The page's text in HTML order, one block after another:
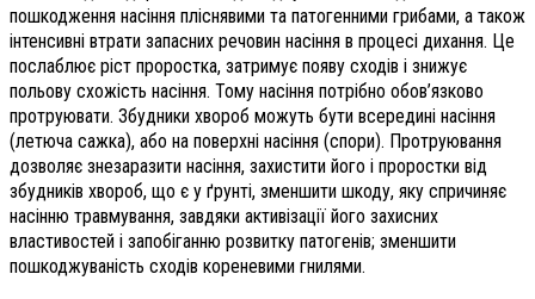
пошкодження насіння пліснявими та патогенними грибами, а також
інтенсивні втрати запасних речовин насіння в процесі дихання. Це
послаблює ріст проростка, затримує появу сходів і знижує
польову схожість насіння. Тому насіння потрібно обов’язково
протруювати. Збудники хвороб можуть бути всередині насіння
(летюча сажка), або на поверхні насіння (спори). Протруювання
дозволяє знезаразити насіння, захистити його і проростки від
збудників хвороб, що є у ґрунті, зменшити шкоду, яку спричиняє
насінню травмування, завдяки активізації його захисних
властивостей і запобіганню розвитку патогенів; зменшити
пошкоджуваність сходів кореневими гнилями.